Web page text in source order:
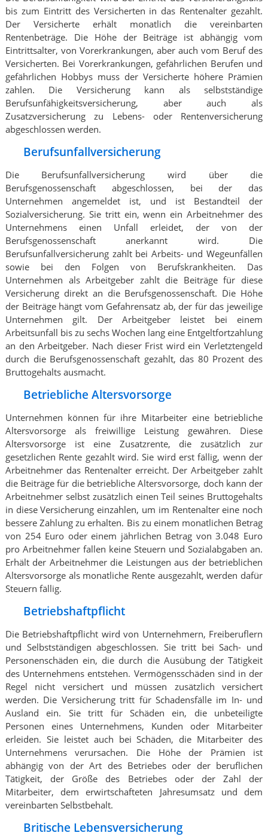
bis zum Eintritt des Versicherten in das Rentenalter gezahlt.
Der Versicherte erhält monatlich die vereinbarten
Rentenbeträge. Die Höhe der Beiträge ist abhängig vom
Eintrittsalter, von Vorerkrankungen, aber auch vom Beruf des
Versicherten. Bei Vorerkrankungen, gefährlichen Berufen und
gefährlichen Hobbys muss der Versicherte höhere Prämien
zahlen. Die Versicherung kann als selbstständige
Berufsunfähigkeitsversicherung, aber auch als
Zusatzversicherung zu Lebens- oder Rentenversicherung
abgeschlossen werden.
Berufsunfallversicherung
Die Berufsunfallversicherung wird über die
Berufsgenossenschaft abgeschlossen, bei der das
Unternehmen angemeldet ist, und ist Bestandteil der
Sozialversicherung. Sie tritt ein, wenn ein Arbeitnehmer des
Unternehmens einen Unfall erleidet, der von der
Berufsgenossenschaft anerkannt wird. Die
Berufsunfallversicherung zahlt bei Arbeits- und Wegeunfällen
sowie bei den Folgen von Berufskrankheiten. Das
Unternehmen als Arbeitgeber zahlt die Beiträge für diese
Versicherung direkt an die Berufsgenossenschaft. Die Höhe
der Beiträge hängt vom Gefahrensatz ab, der für das jeweilige
Unternehmen gilt. Der Arbeitgeber leistet bei einem
Arbeitsunfall bis zu sechs Wochen lang eine Entgeltfortzahlung
an den Arbeitgeber. Nach dieser Frist wird ein Verletztengeld
durch die Berufsgenossenschaft gezahlt, das 80 Prozent des
Bruttogehalts ausmacht.
Betriebliche Altersvorsorge
Unternehmen können für ihre Mitarbeiter eine betriebliche
Altersvorsorge als freiwillige Leistung gewähren. Diese
Altersvorsorge ist eine Zusatzrente, die zusätzlich zur
gesetzlichen Rente gezahlt wird. Sie wird erst fällig, wenn der
Arbeitnehmer das Rentenalter erreicht. Der Arbeitgeber zahlt
die Beiträge für die betriebliche Altersvorsorge, doch kann der
Arbeitnehmer selbst zusätzlich einen Teil seines Bruttogehalts
in diese Versicherung einzahlen, um im Rentenalter eine noch
bessere Zahlung zu erhalten. Bis zu einem monatlichen Betrag
von 254 Euro oder einem jährlichen Betrag von 3.048 Euro
pro Arbeitnehmer fallen keine Steuern und Sozialabgaben an.
Erhält der Arbeitnehmer die Leistungen aus der betrieblichen
Altersvorsorge als monatliche Rente ausgezahlt, werden dafür
Steuern fällig.
Betriebshaftpflicht
Die Betriebshaftpflicht wird von Unternehmern, Freiberuflern
und Selbstständigen abgeschlossen. Sie tritt bei Sach- und
Personenschäden ein, die durch die Ausübung der Tätigkeit
des Unternehmens entstehen. Vermögensschäden sind in der
Regel nicht versichert und müssen zusätzlich versichert
werden. Die Versicherung tritt für Schadensfälle im In- und
Ausland ein. Sie tritt für Schäden ein, die unbeteiligte
Personen eines Unternehmens, Kunden oder Mitarbeiter
erleiden. Sie leistet auch bei Schäden, die Mitarbeiter des
Unternehmens verursachen. Die Höhe der Prämien ist
abhängig von der Art des Betriebes oder der beruflichen
Tätigkeit, der Größe des Betriebes oder der Zahl der
Mitarbeiter, dem erwirtschafteten Jahresumsatz und dem
vereinbarten Selbstbehalt.
Britische Lebensversicherung